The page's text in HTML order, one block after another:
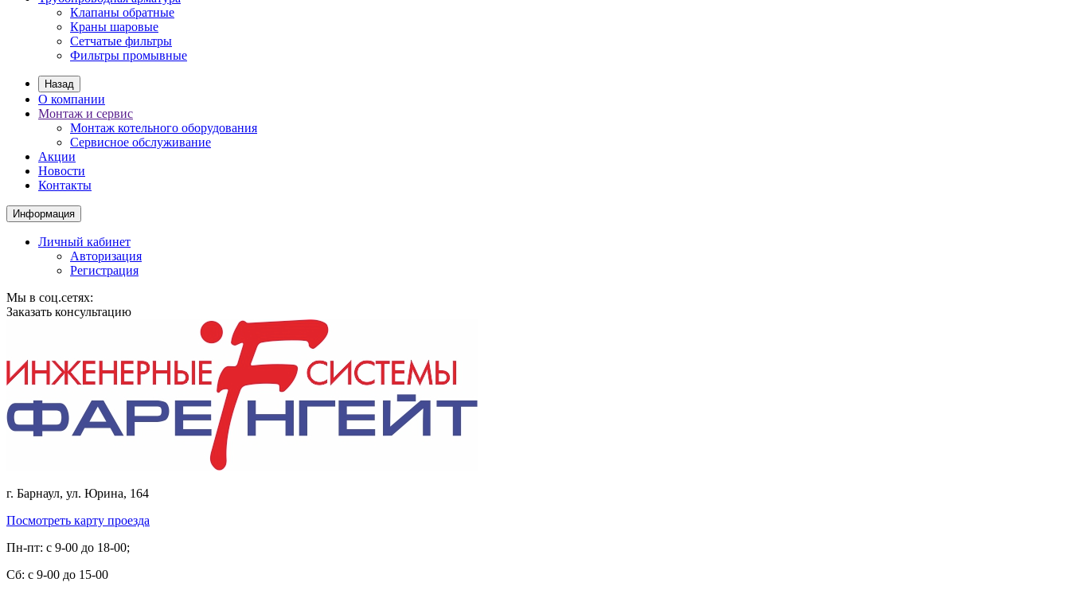
Клапаны обратные
Краны шаровые
Сетчатые фильтры
Фильтры промывные
Назад
О компании
Монтаж и сервис
Монтаж котельного оборудования
Сервисное обслуживание
Акции
Новости
Контакты
Информация
Личный кабинет
Авторизация
Регистрация
Мы в соц.сетях:
Заказать консультацию
г. Барнаул, ул. Юрина, 164
Посмотреть карту проезда
Пн-пт: с 9-00 до 18-00;
Cб: с 9-00 до 15-00